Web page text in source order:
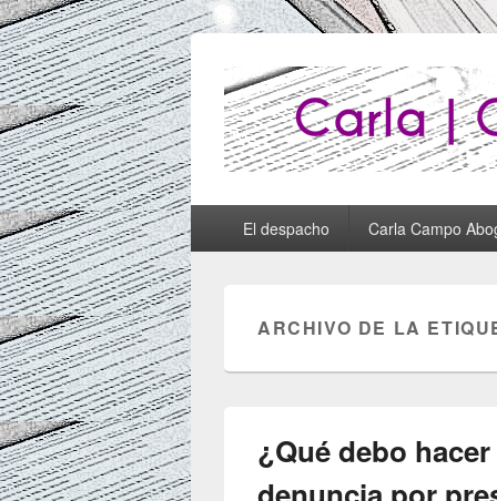
Abogados
Menú
principalEl despacho Carla Campo
ARCHIVO DE LA
¿Qué debo